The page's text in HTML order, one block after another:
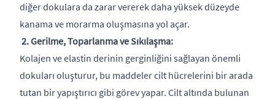
diğer dokulara da zarar vererek daha yüksek düzeyde
kanama ve morarma oluşmasına yol açar.
2. Gerilme, Toparlanma ve Sıkılaşma:
Kolajen ve elastin derinin gerginliğini sağlayan önemli
dokuları oluşturur, bu maddeler cilt hücrelerini bir arada
tutan bir yapıştırıcı gibi görev yapar. Cilt altında bulunan